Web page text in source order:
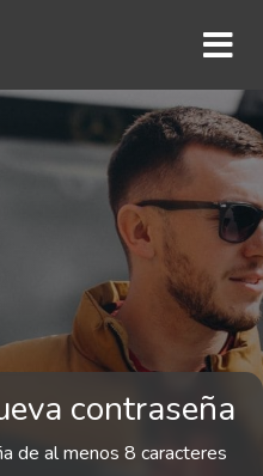
contraseña
de al menos 8 caracteres